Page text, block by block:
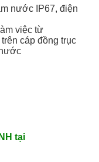
nước IP67, điện
việc từ
cáp đồng trục
tại